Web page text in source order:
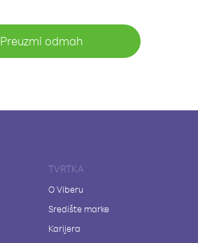
Preuzmi odmah
TVRTKA
O Viberu
Središte marke
Karijera